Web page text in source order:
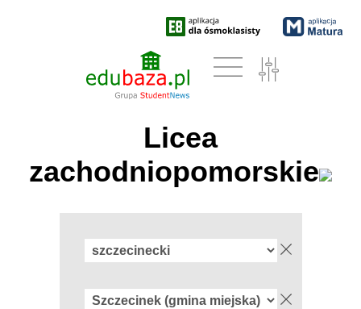
Licea
zachodniopomorskie